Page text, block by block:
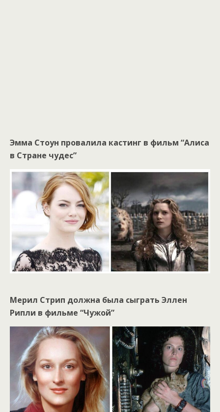
Эмма Стоун провалила кастинг в фильм “Алиса
в Стране чудес”
Мерил Стрип должна была сыграть Эллен
Рипли в фильме “Чужой”